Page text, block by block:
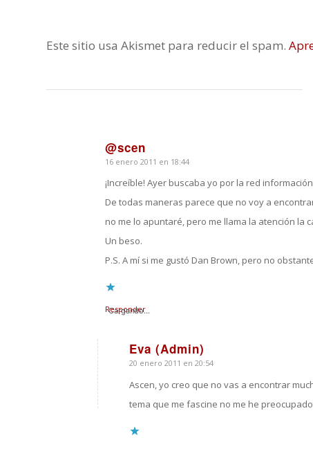
Este sitio usa Akismet para reducir el spam.
@scen
Dice:
16 enero 2011 en 18:44
¡Increíble! Ayer buscaba yo por la red
De todas maneras parece que no voy a
no me lo apuntaré, pero me llama la atención la
Un beso.
P.S. A mí si me gustó Dan Brown, pero no
Cargando...
Responder
Eva (Admin)
Dice:
20 enero 2011 en 20:54
Ascen, yo creo que no vas a encontrar
tema que me fascine no me he